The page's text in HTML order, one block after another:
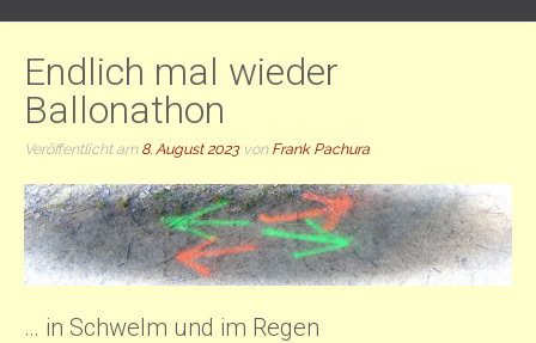
Endlich mal wieder
Ballonathon
Veröffentlicht am 8. August 2023von Frank Pachura
… in Schwelm und im Regen